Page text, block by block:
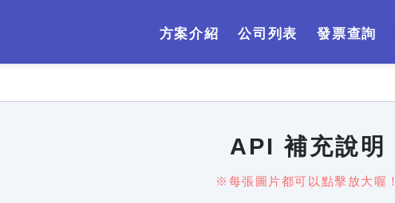
方案介紹 公司列表 發票查詢
API 補充說明
※每張圖片都可以點擊放大喔！